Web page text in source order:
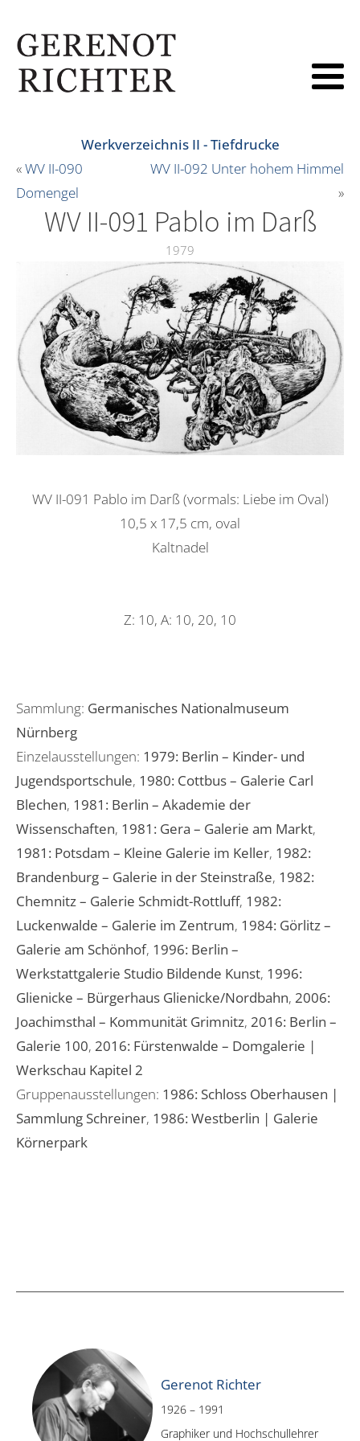
Werkverzeichnis II - Tiefdrucke
«WV II-090
Domengel
WV II-092 Unter hohem Himmel
»
WV II-091 Pablo im Darß
1979
WV II-091 Pablo im Darß (vormals: Liebe im Oval)
10,5 x 17,5 cm, oval
Kaltnadel
Z: 10, A: 10, 20, 10
Sammlung: Germanisches Nationalmuseum
Nürnberg
Einzelausstellungen: 1979: Berlin – Kinder- und
Jugendsportschule, 1980: Cottbus – Galerie Carl
Blechen, 1981: Berlin – Akademie der
Wissenschaften, 1981: Gera – Galerie am Markt,
1981: Potsdam – Kleine Galerie im Keller, 1982:
Brandenburg – Galerie in der Steinstraße, 1982:
Chemnitz – Galerie Schmidt-Rottluff, 1982:
Luckenwalde – Galerie im Zentrum, 1984: Görlitz –
Galerie am Schönhof, 1996: Berlin –
Werkstattgalerie Studio Bildende Kunst, 1996:
Glienicke – Bürgerhaus Glienicke/Nordbahn, 2006:
Joachimsthal – Kommunität Grimnitz, 2016: Berlin –
Galerie 100, 2016: Fürstenwalde – Domgalerie |
Werkschau Kapitel 2
Gruppenausstellungen: 1986: Schloss Oberhausen |
Sammlung Schreiner, 1986: Westberlin | Galerie
Körnerpark
Gerenot Richter
1926 – 1991
Graphiker und Hochschullehrer